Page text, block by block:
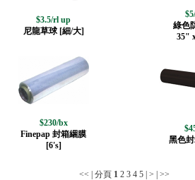
$3.5/rl up
尼龍草球 [細/大]
綠色
35"
$230/bx
Finepap 封箱綑膜
[6's]
黑色
<< | 分頁 1 2 3 4 5 > >>